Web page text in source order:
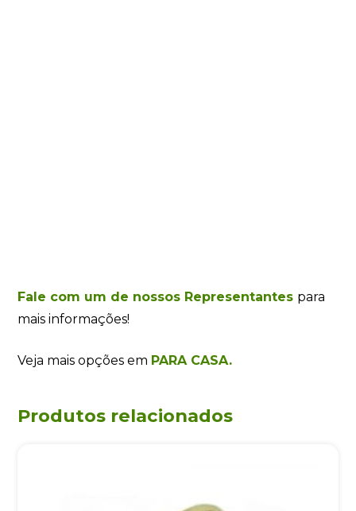
Fale com um de nossos Representantes para
mais informações!
Veja mais opções em PARA CASA.
Produtos relacionados